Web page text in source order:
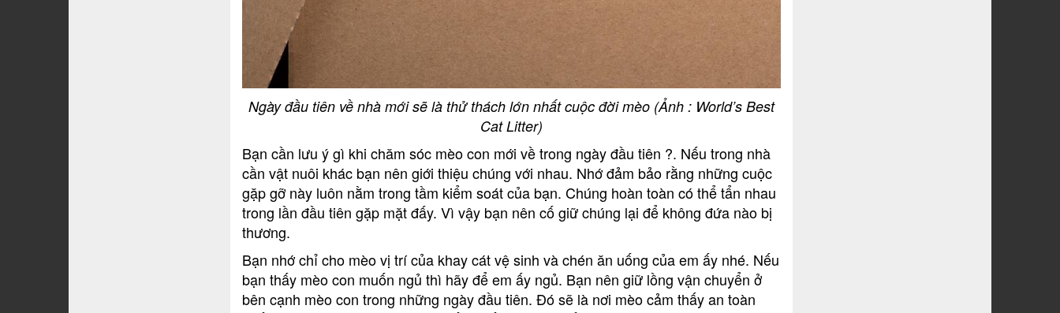
Ngày đầu tiên về nhà mới sẽ là thử thách lớn nhất cuộc đời mèo (Ảnh : World’s Best
Cat Litter)
Bạn cần lưu ý gì khi chăm sóc mèo con mới về trong ngày đầu tiên ?. Nếu trong nhà
cần vật nuôi khác bạn nên giới thiệu chúng với nhau. Nhớ đảm bảo rằng những cuộc
gặp gỡ này luôn nằm trong tầm kiểm soát của bạn. Chúng hoàn toàn có thể tẩn nhau
trong lần đầu tiên gặp mặt đấy. Vì vậy bạn nên cố giữ chúng lại để không đứa nào bị
thương.
Bạn nhớ chỉ cho mèo vị trí của khay cát vệ sinh và chén ăn uống của em ấy nhé. Nếu
bạn thấy mèo con muốn ngủ thì hãy để em ấy ngủ. Bạn nên giữ lồng vận chuyển ở
bên cạnh mèo con trong những ngày đầu tiên. Đó sẽ là nơi mèo cảm thấy an toàn